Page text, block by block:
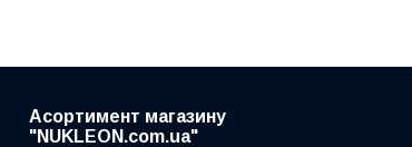
Асортимент магазину
"NUKLEON.com.ua"